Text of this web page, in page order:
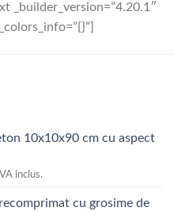
_builder_version=”4.20.1″
10x10x90 cm cu aspect
inclus.
cu grosime de